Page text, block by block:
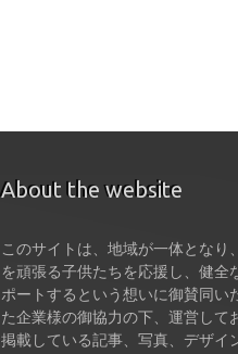
About the website
このサイトは、地域が一体となり
を頑張る子供たちを応援し、健全
ポートするという想いに御賛同い
た企業様の御協力の下、運営して
掲載している記事、写真、デザイ